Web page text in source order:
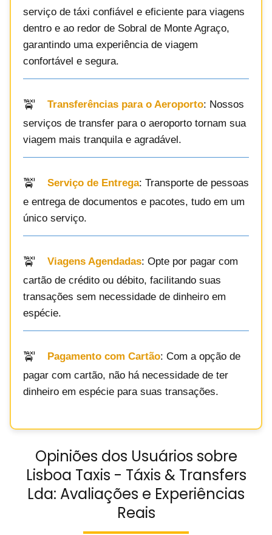
serviço de táxi confiável e eficiente para viagens
dentro e ao redor de Sobral de Monte Agraço,
garantindo uma experiência de viagem
confortável e segura.
Transferências para o Aeroporto: Nossos
serviços de transfer para o aeroporto tornam sua
viagem mais tranquila e agradável.
Serviço de Entrega: Transporte de pessoas
e entrega de documentos e pacotes, tudo em um
único serviço.
Viagens Agendadas: Opte por pagar com
cartão de crédito ou débito, facilitando suas
transações sem necessidade de dinheiro em
espécie.
Pagamento com Cartão: Com a opção de
pagar com cartão, não há necessidade de ter
dinheiro em espécie para suas transações.
Opiniões dos Usuários sobre
Lisboa Taxis - Táxis & Transfers
Lda: Avaliações e Experiências
Reais